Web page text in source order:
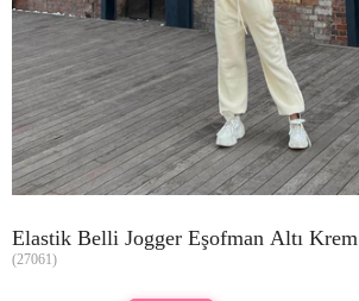
Elastik Belli Jogger Eşofman Altı Krem
(27061)